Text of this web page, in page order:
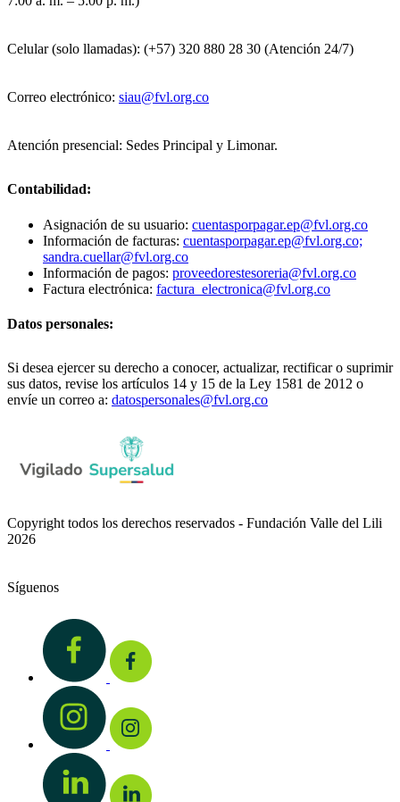
Celular (solo llamadas): (+57) 320 880 28 30 (Atención 24/7)
Correo electrónico: siau@fvl.org.co
Atención presencial: Sedes Principal y Limonar.
Contabilidad:
Asignación de su usuario: cuentasporpagar.ep@fvl.org.co
Información de facturas: cuentasporpagar.ep@fvl.org.co;
sandra.cuellar@fvl.org.co
Información de pagos: proveedorestesoreria@fvl.org.co
Factura electrónica: factura_electronica@fvl.org.co
Datos personales:
Si desea ejercer su derecho a conocer, actualizar, rectificar o suprimir
sus datos, revise los artículos 14 y 15 de la Ley 1581 de 2012 o
envíe un correo a: datospersonales@fvl.org.co
Copyright todos los derechos reservados - Fundación Valle del Lili
2026
Síguenos